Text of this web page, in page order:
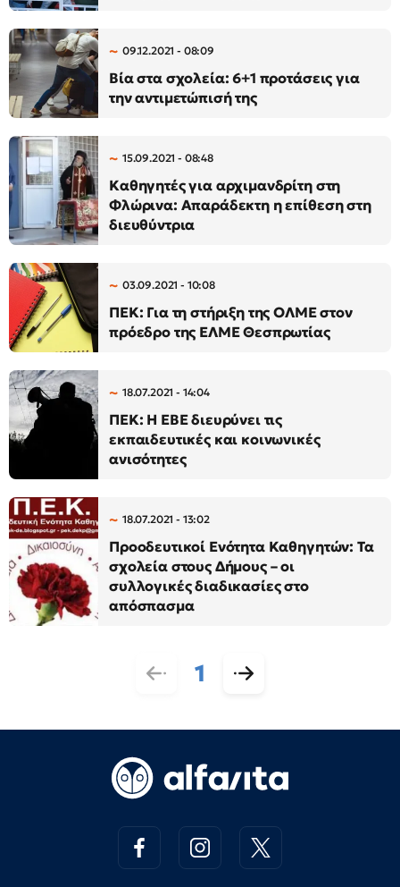
09.12.2021 - 08:09
Βία στα σχολεία: 6+1 προτάσεις για
την αντιμετώπισή της
15.09.2021 - 08:48
Καθηγητές για αρχιμανδρίτη στη
Φλώρινα: Απαράδεκτη η επίθεση στη
διευθύντρια
03.09.2021 - 10:08
ΠΕΚ: Για τη στήριξη της ΟΛΜΕ στον
πρόεδρο της ΕΛΜΕ Θεσπρωτίας
18.07.2021 - 14:04
ΠΕΚ: Η ΕΒΕ διευρύνει τις
εκπαιδευτικές και κοινωνικές
ανισότητες
18.07.2021 - 13:02
Προοδευτικοί Ενότητα Καθηγητών: Τα
σχολεία στους Δήμους – οι
συλλογικές διαδικασίες στο
απόσπασμα
1